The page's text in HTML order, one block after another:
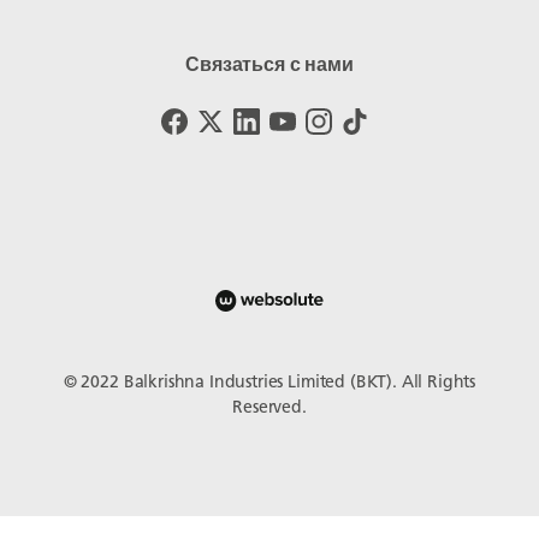
Связаться с нами
© 2022 Balkrishna Industries Limited (BKT). All Rights
Reserved.